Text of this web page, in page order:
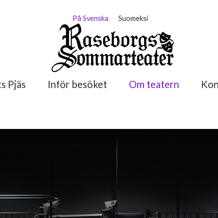
På Svenska Suomeksi
Pjäs Inför besöket Om teatern